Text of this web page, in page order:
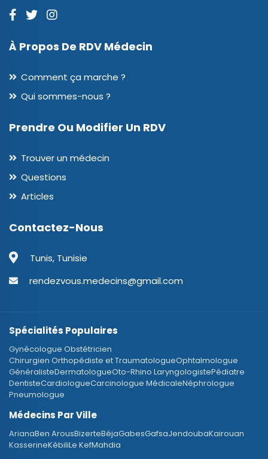
À Propos De RDV Médecin
Comment ça marche ?
Qui sommes-nous ?
Prendre Ou Modifier Un RDV
Trouver un médecin
Questions
Articles
Contactez-Nous
Tunis, Tunisie
rendezvous.medecins@gmail.com
Spécialités Populaires
Gynécologue Obstétricien
Chirurgien Orthopédiste et TraumatologueOphtalmologue
GénéralisteDermatologueOto-Rhino LaryngologistePédiatre
DentisteCardiologueCarcinologue MédicaleNéphrologue
Pneumologue
Médecins Par Ville
ArianaBen ArousBizerteBéjaGabesGafsaJendoubaKairouan
KasserineKébiliLe KefMahdia